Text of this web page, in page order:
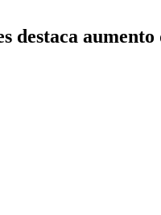
destaca